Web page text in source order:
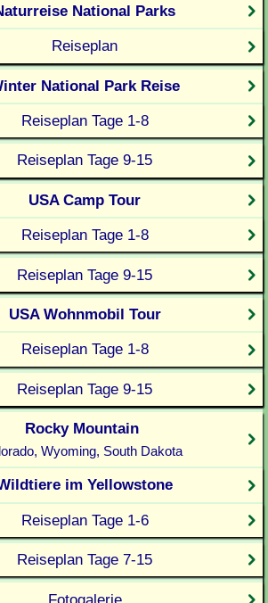
National Parks
Reiseplan
National Park Reise
Reiseplan Tage 1-8
Reiseplan Tage 9-15
USA Camp Tour
Reiseplan Tage 1-8
Reiseplan Tage 9-15
USA Wohnmobil Tour
Reiseplan Tage 1-8
Reiseplan Tage 9-15
Rocky Mountain
Wyoming, South Dakota
im Yellowstone
Reiseplan Tage 1-6
Reiseplan Tage 7-15
Fotogalerie